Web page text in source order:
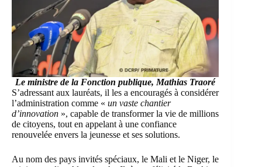
Le ministre de la Fonction publique, Mathias Traoré
S’adressant aux lauréats, il les a encouragés à considérer
l’administration comme « un vaste chantier
d’innovation », capable de transformer la vie de millions
de citoyens, tout en appelant à une confiance
renouvelée envers la jeunesse et ses solutions.
Au nom des pays invités spéciaux, le Mali et le Niger, le